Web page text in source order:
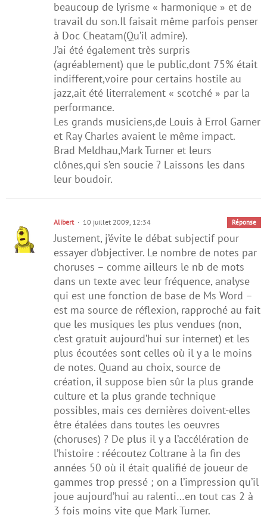
beaucoup de lyrisme « harmonique » et de
travail du son.Il faisait même parfois penser
à Doc Cheatam(Qu’il admire).
J’ai été également très surpris
(agréablement) que le public,dont 75% était
indifferent,voire pour certains hostile au
jazz,ait été literralement « scotché » par la
performance.
Les grands musiciens,de Louis à Errol Garner
et Ray Charles avaient le même impact.
Brad Meldhau,Mark Turner et leurs
clônes,qui s’en soucie ? Laissons les dans
leur boudoir.
Alibert 10 juillet 2009, 12:34 Réponse
Justement, j’évite le débat subjectif pour
essayer d’objectiver. Le nombre de notes par
choruses – comme ailleurs le nb de mots
dans un texte avec leur fréquence, analyse
qui est une fonction de base de Ms Word –
est ma source de réflexion, rapproché au fait
que les musiques les plus vendues (non,
c’est gratuit aujourd’hui sur internet) et les
plus écoutées sont celles où il y a le moins
de notes. Quand au choix, source de
création, il suppose bien sûr la plus grande
culture et la plus grande technique
possibles, mais ces dernières doivent-elles
être étalées dans toutes les oeuvres
(choruses) ? De plus il y a l’accélération de
l’histoire : réécoutez Coltrane à la fin des
années 50 où il était qualifié de joueur de
gammes trop pressé ; on a l’impression qu’il
joue aujourd’hui au ralenti…en tout cas 2 à
3 fois moins vite que Mark Turner.